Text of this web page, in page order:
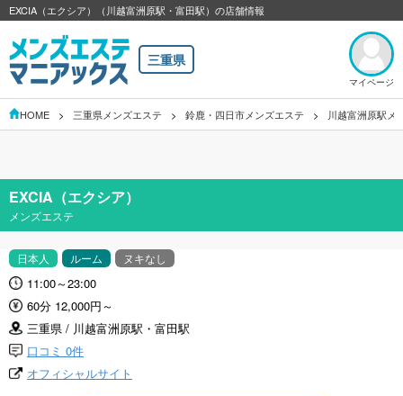
EXCIA（エクシア）（川越富洲原駅・富田駅）の店舗情報
三重県
マイページ
HOME 三重県メンズエステ 鈴鹿・四日市メンズエステ 川越富洲原駅メ
EXCIA（エクシア）
メンズエステ
日本人 ルーム ヌキなし
11:00～23:00
60分 12,000円～
三重県 / 川越富洲原駅・富田駅
口コミ 0件
オフィシャルサイト